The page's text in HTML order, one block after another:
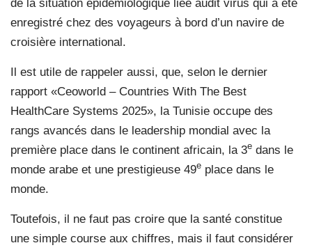
de la situation épidémiologique liée audit virus qui a été
enregistré chez des voyageurs à bord d’un navire de
croisière international.
Il est utile de rappeler aussi, que, selon le dernier
rapport «Ceoworld – Countries With The Best
HealthCare Systems 2025», la Tunisie occupe des
rangs avancés dans le leadership mondial avec la
première place dans le continent africain, la 3e dans le
monde arabe et une prestigieuse 49e place dans le
monde.
Toutefois, il ne faut pas croire que la santé constitue
une simple course aux chiffres, mais il faut considérer